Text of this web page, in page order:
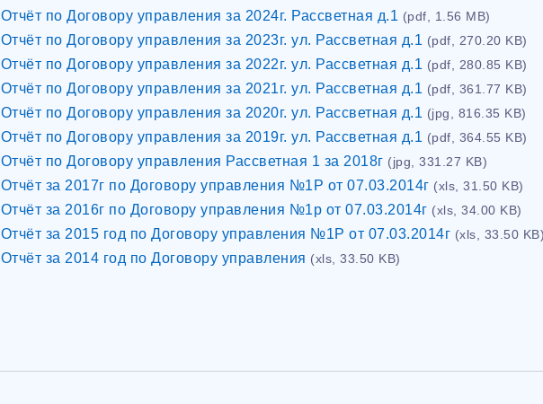
Отчёт по Договору управления за 2024г. Рассветная д.1 (pdf, 1.56 MB)
Отчёт по Договору управления за 2023г. ул. Рассветная д.1 (pdf, 270.20 KB)
Отчёт по Договору управления за 2022г. ул. Рассветная д.1 (pdf, 280.85 KB)
Отчёт по Договору управления за 2021г. ул. Рассветная д.1 (pdf, 361.77 KB)
Отчёт по Договору управления за 2020г. ул. Рассветная д.1 (jpg, 816.35 KB)
Отчёт по Договору управления за 2019г. ул. Рассветная д.1 (pdf, 364.55 KB)
Отчёт по Договору управления Рассветная 1 за 2018г (jpg, 331.27 KB)
Отчёт за 2017г по Договору управления №1Р от 07.03.2014г (xls, 31.50 KB)
Отчёт за 2016г по Договору управления №1р от 07.03.2014г (xls, 34.00 KB)
Отчёт за 2015 год по Договору управления №1Р от 07.03.2014г (xls, 33.50
Отчёт за 2014 год по Договору управления (xls, 33.50 KB)